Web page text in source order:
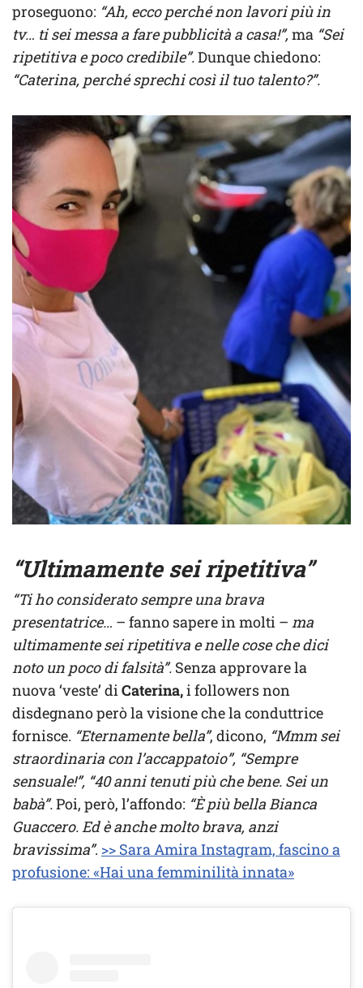
proseguono: “Ah, ecco perché non lavori più in
tv… ti sei messa a fare pubblicità a casa!”,ma “Sei
ripetitiva e poco credibile”.Dunque chiedono:
“Caterina, perché sprechi così il tuo talento?”.
“Ultimamente sei ripetitiva”
“Ti ho considerato sempre una brava
presentatrice… – fanno sapere in molti – ma
ultimamente sei ripetitiva e nelle cose che dici
noto un poco di falsità”. Senza approvare la
nuova ‘veste’ diCaterina,i followers non
disdegnano però la visione che la conduttrice
fornisce. “Eternamente bella”, dicono, “Mmm sei
straordinaria con l’accappatoio”, “Sempre
sensuale!”, “40 anni tenuti più che bene. Sei un
babà”.Poi, però, l’affondo: “È più bella Bianca
Guaccero. Ed è anche molto brava, anzi
bravissima”. >> Sara Amira Instagram, fascino a
profusione: «Hai una femminilità innata»